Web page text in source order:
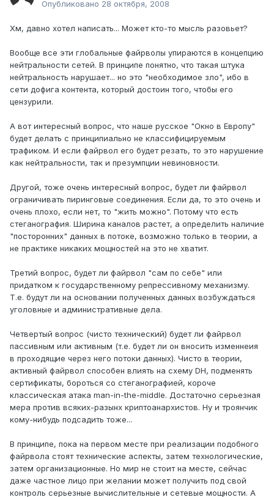
Опубликовано 28 октября, 2008
Хм, давно хотел написать... Может кто-то мысль разовьет?
Вообще все эти глобальные файрволы упираются в концепцию
нейтральности сетей. В принципе понятно, что такая штука
нейтральность нарушает... но это "необходимое зло", ибо в
сети дофига контента, который достоин того, чтобы его
цензурили.
А вот интересный вопрос, что наше русское "Окно в Европу"
будет делать с принципиально не классифицируемым
трафиком. И если файрвол его будет резать, то это нарушение
как нейтральности, так и презумпции невиновности.
Другой, тоже очень интересный вопрос, будет ли файрвол
ограничивать пиринговые соединения. Если да, то это очень и
очень плохо, если нет, то "жить можно". Потому что есть
стеганография. Ширина каналов растет, а определить наличие
"посторонних" данных в потоке, возможно только в теории, а
не практике никаких мощностей на это не хватит.
Третий вопрос, будет ли файрвол "сам по себе" или
придатком к государственному репрессивному механизму.
Т.е. будут ли на основании полученных данных возбуждаться
уголовные и административные дела.
Четвертый вопрос (чисто технический) будет ли файрвол
пассивным или активным (т.е. будет ли он вносить изменнеия
в проходящие через него потоки данных). Чисто в теории,
активный файрвол способен влиять на схему DH, подменять
сертификаты, бороться со стеганографией, короче
классическая атака man-in-the-middle. Достаточно серьезная
мера против всяких-разынх криптоанархистов. Ну и троянчик
кому-нибудь подсадить тоже...
В принципе, пока на первом месте при реализации подобного
файрвола стоят технические аспекты, затем технологические,
затем организационные. Но мир не стоит на месте, сейчас
даже частное лицо при желании может получить под свой
контроль серьезные вычислительные и сетевые мощности. А